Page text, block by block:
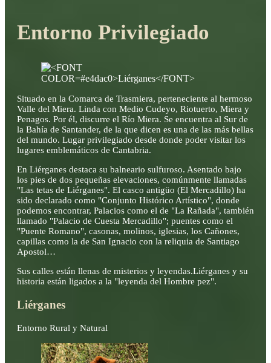
Entorno Privilegiado
Situado en la Comarca de Trasmiera, perteneciente al hermoso
Valle del Miera. Linda con Medio Cudeyo, Riotuerto, Miera y
Penagos. Por él, discurre el Río Miera. Se encuentra al Sur de
la Bahía de Santander, de la que dicen es una de las más bellas
del mundo. Lugar privilegiado desde donde poder visitar los
lugares emblemáticos de Cantabria.
En Liérganes destaca su balneario sulfuroso. Asentado bajo
los pies de dos pequeñas elevaciones, comúnmente llamadas
"Las tetas de Liérganes". El casco antigüo (El Mercadillo) ha
sido declarado como "Conjunto Histórico Artístico", donde
podemos encontrar, Palacios como el de "La Rañada", también
llamado "Palacio de Cuesta Mercadillo"; puentes como el
"Puente Romano", casonas, molinos, iglesias, los Cañones,
capillas como la de San Ignacio con la reliquia de Santiago
Apostol…
Sus calles están llenas de misterios y leyendas.Liérganes y su
historia están ligados a la "leyenda del Hombre pez".
Liérganes
Entorno Rural y Natural